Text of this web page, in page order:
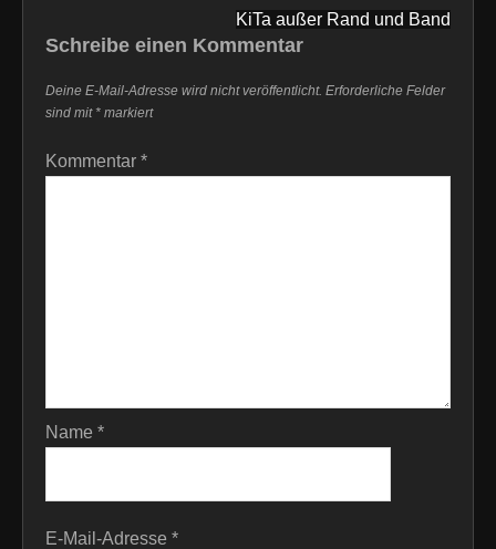
KiTa außer Rand und Band
Schreibe einen Kommentar
Deine E-Mail-Adresse wird nicht veröffentlicht. Erforderliche Felder
sind mit * markiert
Kommentar *
Name *
E-Mail-Adresse *